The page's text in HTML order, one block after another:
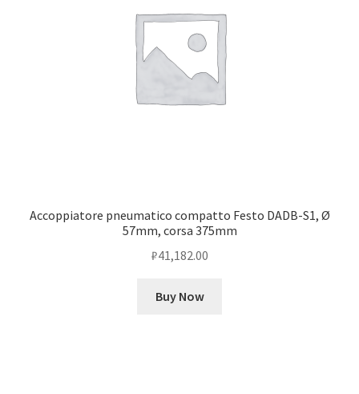
Accoppiatore pneumatico compatto Festo DADB-S1, Ø
57mm, corsa 375mm
₽41,182.00
Buy Now